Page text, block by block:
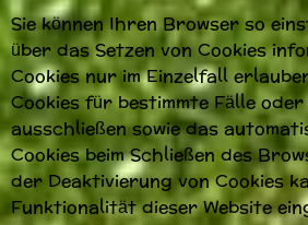
Sie können Ihren Browser so
über das Setzen von Cookies
Cookies nur im Einzelfall
Cookies für bestimmte Fälle
ausschließen sowie das
Cookies beim Schließen des
der Deaktivierung von Cookies
Funktionalität dieser Website